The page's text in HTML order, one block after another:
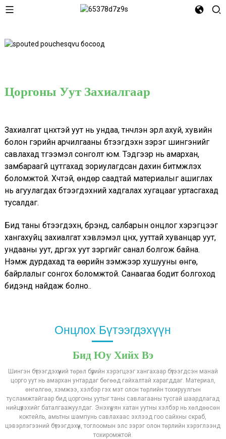
Цоргоны Уут Захиалгаар
Захиалгат цүнхтэй уут нь ундаа, түүнчлэн эрүүл ахуй, хувийн
болон гэрийн арчилгааны бүтээгдэхүүн зэрэг шингэнийг
савлахад түгээмэл сонголт юм. Тэдгээр нь амархан,
замбараагүй цутгахад зориулагдсан дахин битүүмжлэх
боломжтой. Хүчтэй, өндөр саадтай материалыг ашиглах
нь агуулагдах бүтээгдэхүүний хадгалах хугацааг уртасгахад
тусалдаг.
Бид таны бүтээгдэхүүн, брэнд, салбарын онцлог хэрэгцээг
хангахуйц захиалгат хэвлэмэл цүнх, ууттай хуванцар уут,
ундааны уут, дүүргэх уут зэргийг санал болгож байна.
Нэмж дурдахад та өөрийн үзэмжээр хушууны өнгө,
байрлалыг сонгох боломжтой. Санаагаа бодит болгоход
бидэнд найдаж болно.
Онцлох Бүтээгдэхүүн
Бид Юу Хийх Вэ
Шингэн бүтээгдэхүүний төрөл бүрийн хэрэгцээг хангахаар бүтээгдсэн манай
цорго уут нь амархан унтардаг бөгөөд гайхалтай харагддаг. Материал,
өнгөлгөө, хэмжээ, хэлбэр гэх мэт олон төрлийн тохируулгын
тусламжтайгаар бид цоргоны уутыг таны савлагааны тусгай шаардлагад
нийцүүлэхийг баталгаажуулдаг. Энэхүү уян хатан уутны хэлбэр нь хөлдөөсөн
коктейль, амьтны шампунь савлахаас эхлээд гоо сайхны скраб,
цэвэрлэгээний бүтээгдэхүүн, тоглоомын элс зэрэг олон төрлийн хэрэглээнд
тохиромжтой.